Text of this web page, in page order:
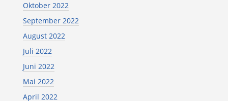
Oktober 2022
September 2022
August 2022
Juli 2022
Juni 2022
Mai 2022
April 2022